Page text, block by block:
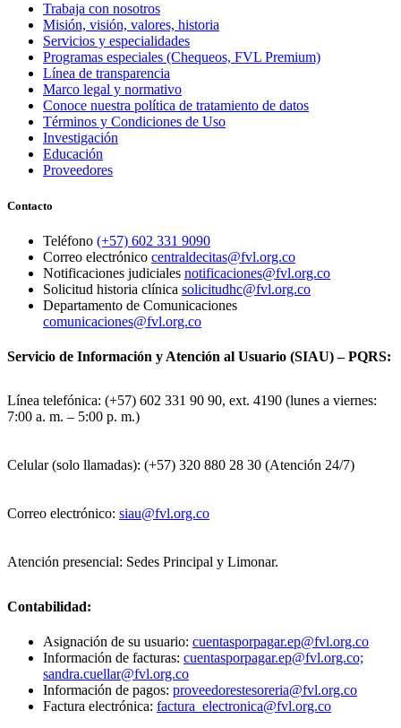
Trabaja con nosotros
Misión, visión, valores, historia
Servicios y especialidades
Programas especiales (Chequeos, FVL Premium)
Línea de transparencia
Marco legal y normativo
Conoce nuestra política de tratamiento de datos
Términos y Condiciones de Uso
Investigación
Educación
Proveedores
Contacto
Teléfono (+57) 602 331 9090
Correo electrónico centraldecitas@fvl.org.co
Notificaciones judiciales notificaciones@fvl.org.co
Solicitud historia clínica solicitudhc@fvl.org.co
Departamento de Comunicaciones
comunicaciones@fvl.org.co
Servicio de Información y Atención al Usuario (SIAU) – PQRS:
Línea telefónica: (+57) 602 331 90 90, ext. 4190 (lunes a viernes:
7:00 a. m. – 5:00 p. m.)
Celular (solo llamadas): (+57) 320 880 28 30 (Atención 24/7)
Correo electrónico: siau@fvl.org.co
Atención presencial: Sedes Principal y Limonar.
Contabilidad:
Asignación de su usuario: cuentasporpagar.ep@fvl.org.co
Información de facturas: cuentasporpagar.ep@fvl.org.co;
sandra.cuellar@fvl.org.co
Información de pagos: proveedorestesoreria@fvl.org.co
Factura electrónica: factura_electronica@fvl.org.co